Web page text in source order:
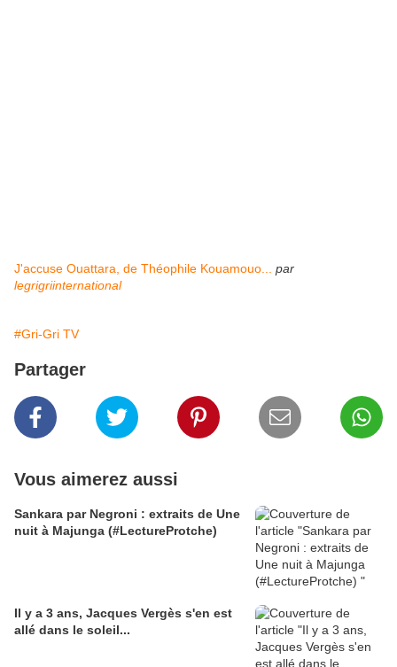
J'accuse Ouattara, de Théophile Kouamouo...
par
legrigriinternational
#Gri-Gri TV
Partager
Vous aimerez aussi
Sankara par Negroni : extraits de Une
nuit à Majunga (#LectureProtche)
Il y a 3 ans, Jacques Vergès s'en est
allé dans le soleil...